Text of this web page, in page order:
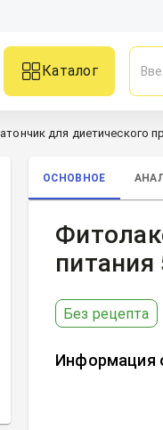
Каталог
для диетического
ОСНОВНОЕ
питания
Без рецепта
Информация